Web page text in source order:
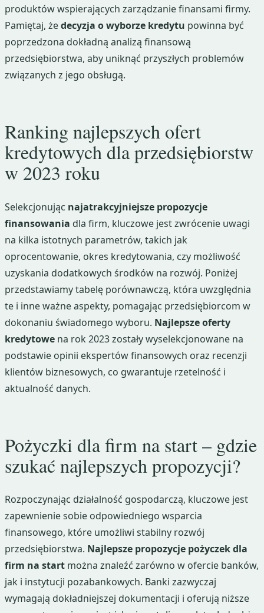
produktów wspierających zarządzanie finansami firmy.
Pamiętaj, żedecyzja o wyborze kredytu powinna być
poprzedzona dokładną analizą finansową
przedsiębiorstwa, aby uniknąć przyszłych problemów
związanych z jego obsługą.
Ranking najlepszych ofert
kredytowych dla przedsiębiorstw
w 2023 roku
Selekcjonując najatrakcyjniejsze propozycje
finansowania dla firm, kluczowe jest zwrócenie uwagi
na kilka istotnych parametrów, takich jak
oprocentowanie, okres kredytowania, czy możliwość
uzyskania dodatkowych środków na rozwój. Poniżej
przedstawiamy tabelę porównawczą, która uwzględnia
te i inne ważne aspekty, pomagając przedsiębiorcom w
dokonaniu świadomego wyboru. Najlepsze oferty
kredytowe na rok 2023 zostały wyselekcjonowane na
podstawie opinii ekspertów finansowych oraz recenzji
klientów biznesowych, co gwarantuje rzetelność i
aktualność danych.
Pożyczki dla firm na start – gdzie
szukać najlepszych propozycji?
Rozpoczynając działalność gospodarczą, kluczowe jest
zapewnienie sobie odpowiedniego wsparcia
finansowego, które umożliwi stabilny rozwój
przedsiębiorstwa. Najlepsze propozycje pożyczek dla
firm na start można znaleźć zarówno w ofercie banków,
jak i instytucji pozabankowych. Banki zazwyczaj
wymagają dokładniejszej dokumentacji i oferują niższe